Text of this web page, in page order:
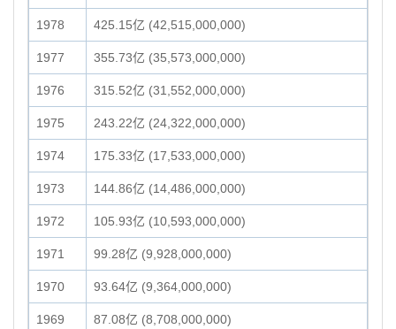
1978 425.15亿 (42,515,000,000)
1977 355.73亿 (35,573,000,000)
1976 315.52亿 (31,552,000,000)
1975 243.22亿 (24,322,000,000)
1974 175.33亿 (17,533,000,000)
1973 144.86亿 (14,486,000,000)
1972 105.93亿 (10,593,000,000)
1971 99.28亿 (9,928,000,000)
1970 93.64亿 (9,364,000,000)
1969 87.08亿 (8,708,000,000)